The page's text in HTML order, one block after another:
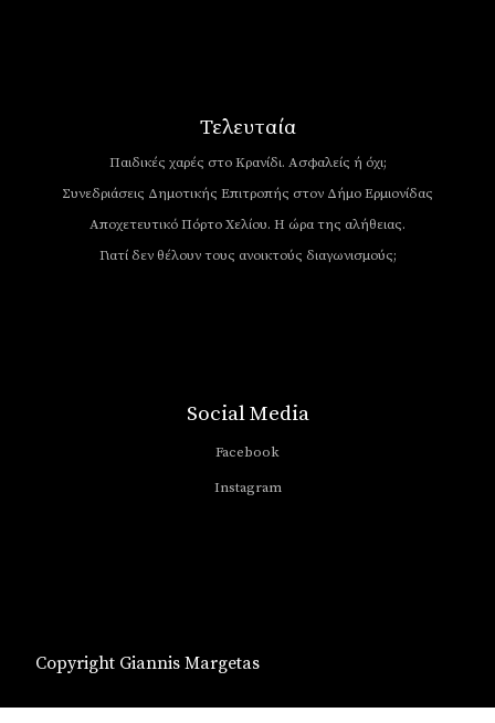
Τελευταία
Παιδικές χαρές στο Κρανίδι. Ασφαλείς ή όχι;
Συνεδριάσεις Δημοτικής Επιτροπής στον Δήμο Ερμιονίδας
Αποχετευτικό Πόρτο Χελίου. Η ώρα της αλήθειας.
Γιατί δεν θέλουν τους ανοικτούς διαγωνισμούς;
Social Media
Facebook
Instagram
Copyright Giannis Margetas